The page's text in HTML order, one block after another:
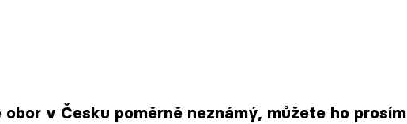
v Česku poměrně neznámý, můžete ho prosím